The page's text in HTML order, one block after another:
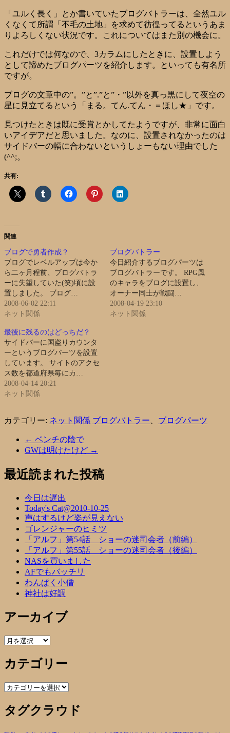
「ユルく長く」とか書いていたブログバトラーは、全然ユル
くなくて所謂「不毛の土地」を求めて彷徨ってるというあま
りよろしくない状況です。これについてはまた別の機会に。
これだけでは何なので、3カラムにしたときに、設置しよう
として諦めたブログパーツを紹介します。といっても有名所
ですが。
ブログの文章中の”。”と”.”と”・”以外を真っ黒にして夜空の
星に見立てるという「まる。てん.てん・＝ほし★」です。
見つけたときは既に受賞とかしてたようですが、非常に面白
いアイデアだと思いました。なのに、設置されなかったのは
サイドバーの幅に合わないというしょーもない理由でした
(^^;。
共有:
関連
ブログで勇者作成？
ブログでレベルアップは今か
ら二ヶ月程前、ブログバトラ
ーに失望していた(笑)頃に設
置しました。 ブログ…
2008-06-02 22:11
ネット関係
ブログバトラー
今日紹介するブログパーツは
ブログバトラーです。 RPG風
のキャラをブログに設置し、
オーナー同士が戦闘…
2008-04-19 23:10
ネット関係
最後に残るのはどっちだ？
サイドバーに国盗りカウンタ
ーというブログパーツを設置
しています。 サイトのアクセ
ス数を都道府県毎にカ…
2008-04-14 20:21
ネット関係
カテゴリー: ネット関係 ブログバトラー ブログパーツ
← ベンチの陰で
GWは明けたけど →
最近読まれた投稿
今日は遅出
Today's Cat@2010-10-25
声はするけど姿が見えない
ゴレンジャーのヒミツ
「アルフ」第54話 ショーの迷司会者（前編）
「アルフ」第55話 ショーの迷司会者（後編）
NASを買いました
AFでもバッチリ
わんぱく小僧
神社は好調
アーカイブ
ア
カ
イ
ブ
カテゴリー
カ
ゴ
リ
タグクラウド